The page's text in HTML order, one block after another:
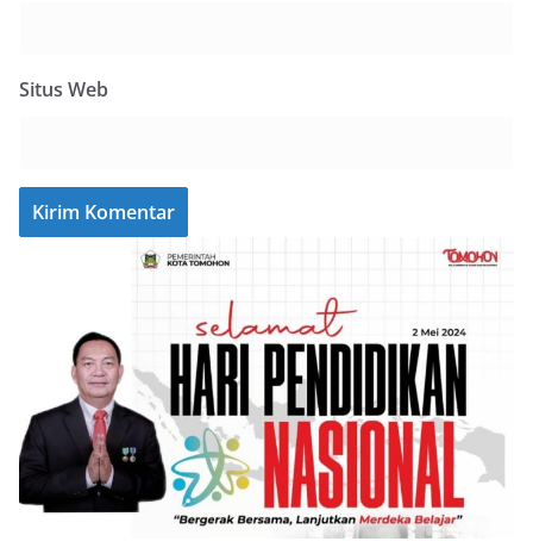
Situs Web